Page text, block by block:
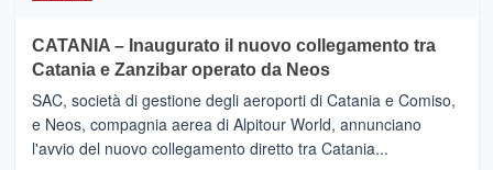
CATANIA – Inaugurato il nuovo collegamento tra
Catania e Zanzibar operato da Neos
SAC, società di gestione degli aeroporti di Catania e Comiso,
e Neos, compagnia aerea di Alpitour World, annunciano
l'avvio del nuovo collegamento diretto tra Catania...